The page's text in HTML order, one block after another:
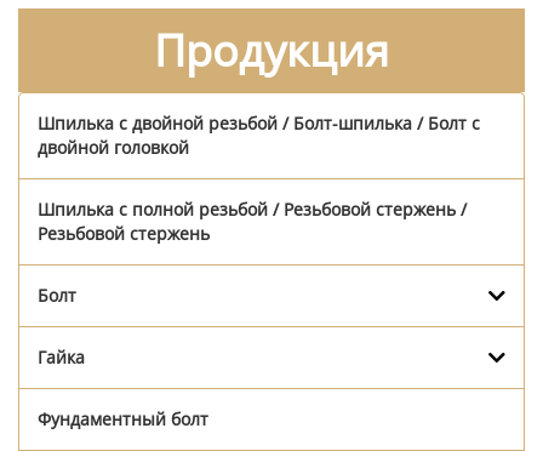
Продукция
Шпилька с двойной резьбой / Болт-шпилька / Болт с
двойной головкой
Шпилька с полной резьбой / Резьбовой стержень /
Резьбовой стержень
Болт
Гайка
Фундаментный болт